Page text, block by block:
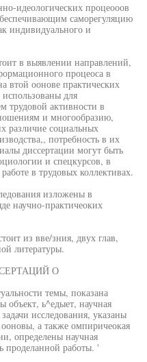
идеологических процеооов
саморегуляцию
индивидуального и
в выявлении направлений,
процеоса в
втой оонове практических
для
трудовой активности в
и многообразию,
различие социальных
потребность в их
диссертации могут быть
и спецкурсов, в
в трудовых коллективах.
изложены в
научно-практичеоких
из вве/зния, двух глав,
литературы.
О
темы, показана
объект, ь^едыет, научная
исследования, указаны
ооновы, а также омпиричеокая
определены научная
проделанной работы. '